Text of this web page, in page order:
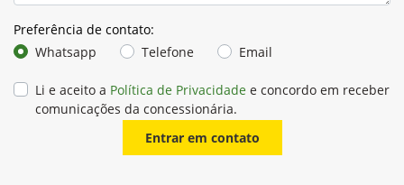
Preferência de contato:
Whatsapp
Telefone Email
Li e aceito a Política de Privacidade e concordo em receber
comunicações da concessionária.
Entrar em contato